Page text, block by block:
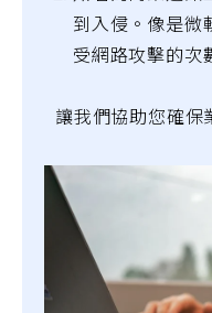
到入侵。像是微
受網路攻擊的次
讓我們協助您確保